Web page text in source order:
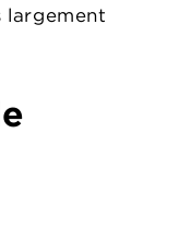
largement